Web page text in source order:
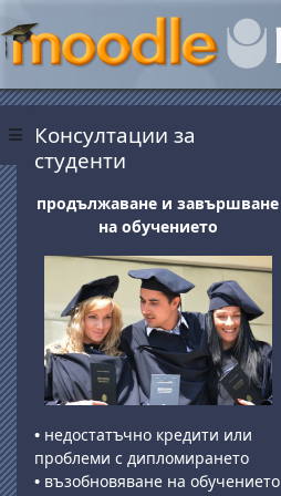
Страничен панел
Блокове
Консултации за
студенти
продължаване и завършване
на обучението
• недостатъчно кредити или
проблеми с дипломирането
• възобновяване на обучението